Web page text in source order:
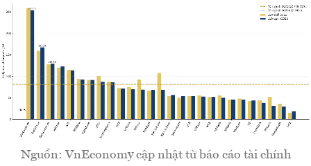
Nguồn: VnEconomy cập nhật từ báo cáo tài chính